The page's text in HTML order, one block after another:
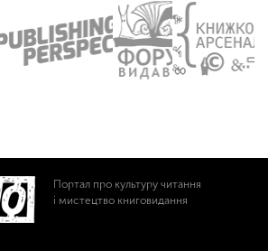
Портал про культуру читання
і мистецтво книговидання